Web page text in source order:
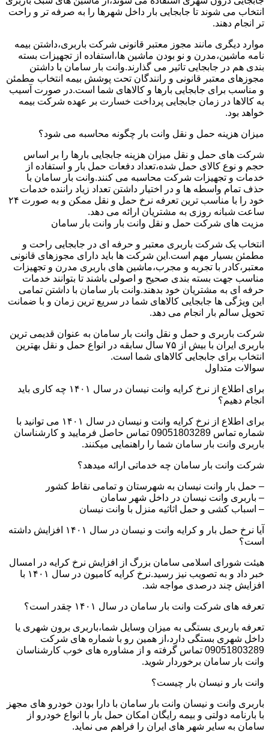
انتخاب می شوند تا جابجایی بار داخل شهرها را به صرفه تر و راحت
تر انجام دهند.
موارد دیگری مانند مجوز معتبر قانونی شرکت باربری،داشتن بیمه
نامه ماشین،مدرن و نو بودن ماشین ها،استفاده از تجهیزات بسته
بندی هم در جابجایی تاثیر می گذارند.وانت بار سامان با داشتن
مجوزهای معتبر قانونی و رانندگان تحت پوشش بیمه انتخاب مطمئن
و مناسب برای جابجایی بارها و کالاهای شما است.در صورت آسیب
به کالاها در زمان جابجایی پرداخت خسارت بر عهده شرکت بیمه
خواهد بود.
میزان هزینه حمل و نقل وانت بار چگونه محاسبه می شود؟
شرکت های حمل و نقل میزان هزینه جابجایی بارها را بر اساس
حجم و نوع کالای حمل شده،تعداد دفعات حمل بار و استفاده از
خدمات و تجهیزات شرکت محاسبه می کنند.وانت بار سامان با
حذف تمام واسطه ها و در اختیار داشتن تعداد زیاد راننده خدمات
خود را با مناسب ترین تعرفه نرخ حمل و نقل ممکن و به صورت ۲۴
ساعت شبانه روزی به مشتریان ارائه می دهد.
مزیت های شرکت حمل و نقل وانت بار وانت بار سامان
انتخاب یک شرکت باربری معتبر و حرفه ای در جابجایی راحت و
مطمئن بسیار مهم است.این شرکت ها باید دارای مجوزهای قانونی
معتبر،کادر با تجربه و مجرب،ماشین های باربری مدرن و تجهیزات
مناسب جهت بسته بندی صحیح و اصولی باشند تا بتوانند خدمات
حرفه ای به مشتریان خود بدهند.وانت بار سامان با داشتن تمامی
این ویژگی ها جابجایی کالاهای شما در سریع ترین زمان و با ضمانت
تحویل سالم بار انجام می دهد.
شرکت باربری و حمل و نقل وانت بار سامان به عنوان قدیمی ترین
باربری ایران با بیش از ۷۵ سال سابقه در انواع حمل و نقل بهترین
انتخاب برای جابجایی کالاهای شما است.
سوالات متداول
برای اطلاع از نرخ کرایه وانت نیسان در سال ۱۴۰۱ چه کاری باید
انجام دهیم؟
برای اطلاع از نرخ کرایه وانت و نیسان در سال ۱۴۰۱ می توانید با
شماره تماس 09051803289 تماس حاصل فرمایید و کارشناسان
باربری وانت بار سامان شما را راهنمایی میکنند.
شرکت وانت بار سامان چه خدماتی ارائه میدهد؟
– حمل بار وانت نیسان به شهرستان و تمامی نقاط کشور
– باربری وانت نیسان در داخل شهر سامان
– اسباب کشی و حمل اثاثیه منزل با وانت نیسان
آیا نرخ حمل بار و کرایه وانت و نیسان در سال ۱۴۰۱ افزایش داشته
است؟
هیئت شورای اسلامی سامان بزرگ از افزایش نرخ کرایه در امسال
خبر داد و به تصویب نیز رسید.نرخ کرایه کامیون در سال ۱۴۰۱ با
افزایش چند درصدی مواجه شد.
تعرفه های شرکت وانت بار سامان در سال ۱۴۰۱ چقدر است؟
تعرفه باربری بستگی به میزان وسایل شما،باربری برون شهری یا
داخل شهری بستگی دارد،از همین رو با شماره های شرکت
09051803289 تماس گرفته و از مشاوره های خوب کارشناسان
وانت بار سامان برخوردار شوید.
وانت بار و نیسان بار چیست؟
باربری وانت و نیسان وانت بار سامان با دارا بودن خودرو های مجهز
با بارنامه دولتی و بیمه رایگان امکان حمل بار با انواع خودرو از
سامان به سایر شهر های ایران را فراهم می نماید.